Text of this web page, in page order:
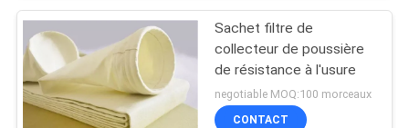
Sachet filtre de
collecteur de poussière
de résistance à l'usure
negotiable MOQ:100 morceaux
CONTACT